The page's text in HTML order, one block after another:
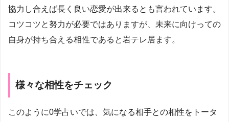
協力し合えば長く良い恋愛が出来るとも言われています。
コツコツと努力が必要ではありますが、未来に向けっての
自身が持ち合える相性であると岩テレ居ます。
様々な相性をチェック
このように0学占いでは、気になる相手との相性をトータ